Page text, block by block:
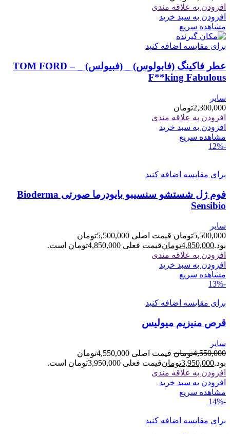
افزودن به علاقه مندی
افزودن به سبد خرید
مشاهده سریع
برای مقایسه اضافه کنید
عطر فاکینگ (فابولوس) _ (فبیولس) _ TOM FORD –
F**king Fabulous
سایر
2,300,000تومان
افزودن به علاقه مندی
افزودن به سبد خرید
مشاهده سریع
-12%
برای مقایسه اضافه کنید
فوم ژل شستشو سنسیبو بایودرما صورتی Bioderma
Sensibio
سایر
5,500,000تومان
قیمت اصلی 5,500,000تومان
بود.4,850,000تومانقیمت فعلی 4,850,000تومان است.
افزودن به علاقه مندی
افزودن به سبد خرید
مشاهده سریع
-13%
برای مقایسه اضافه کنید
قرص منیزیم میولیس
سایر
4,550,000تومان
قیمت اصلی 4,550,000تومان
بود.3,950,000تومانقیمت فعلی 3,950,000تومان است.
افزودن به علاقه مندی
افزودن به سبد خرید
مشاهده سریع
-14%
برای مقایسه اضافه کنید